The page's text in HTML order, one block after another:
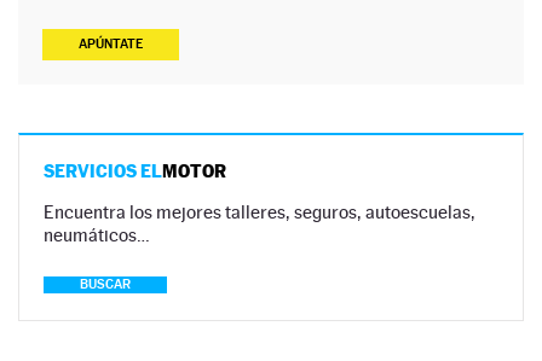
APÚNTATE
SERVICIOS ELMOTOR
Encuentra los mejores talleres, seguros, autoescuelas,
neumáticos…
BUSCAR